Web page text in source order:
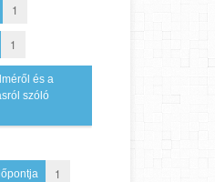
1
1
és a
szóló
1